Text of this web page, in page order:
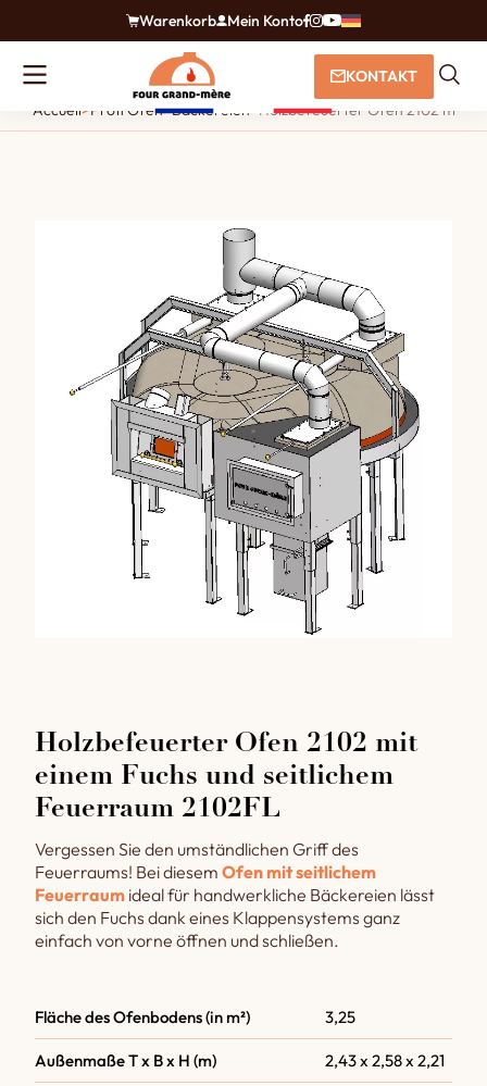
Warenkorb Mein Konto
KONTAKT
Accueil>Profi Öfen>Bäckereien> Holzbefeuerter Ofen 2102 mit
Holzbefeuerter Ofen 2102 mit
einem Fuchs und seitlichem
Feuerraum 2102FL
Vergessen Sie den umständlichen Griff des
Feuerraums! Bei diesem Ofen mit seitlichem
Feuerraum ideal für handwerkliche Bäckereien lässt
sich den Fuchs dank eines Klappensystems ganz
einfach von vorne öffnen und schließen.
Fläche des Ofenbodens (in m²) 3,25
Außenmaße T x B x H (m) 2,43 x 2,58 x 2,21